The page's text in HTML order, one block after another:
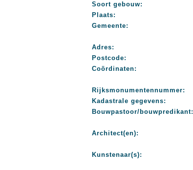
Soort gebouw:
Plaats:
Gemeente:
Adres:
Postcode:
Coördinaten:
Rijksmonumentennummer:
Kadastrale gegevens:
Bouwpastoor/bouwpredikant:
Architect(en):
Kunstenaar(s):